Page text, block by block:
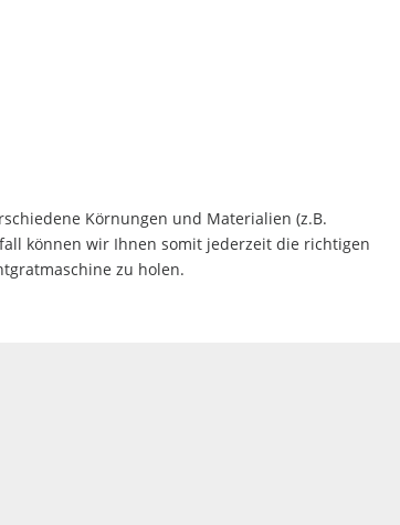
Körnungen und Materialien (z.B.
können wir Ihnen somit jederzeit die richtigen
zu holen.